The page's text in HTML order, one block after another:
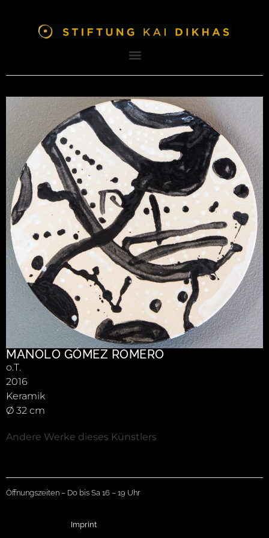
MANOLO GÓMEZ ROMERO
o.T.
2016
Keramik
Ø 32 cm
Andere Werke dieses Künstlers
Öffnungszeiten – Do bis Sa 16 – 19 Uhr
Imprint